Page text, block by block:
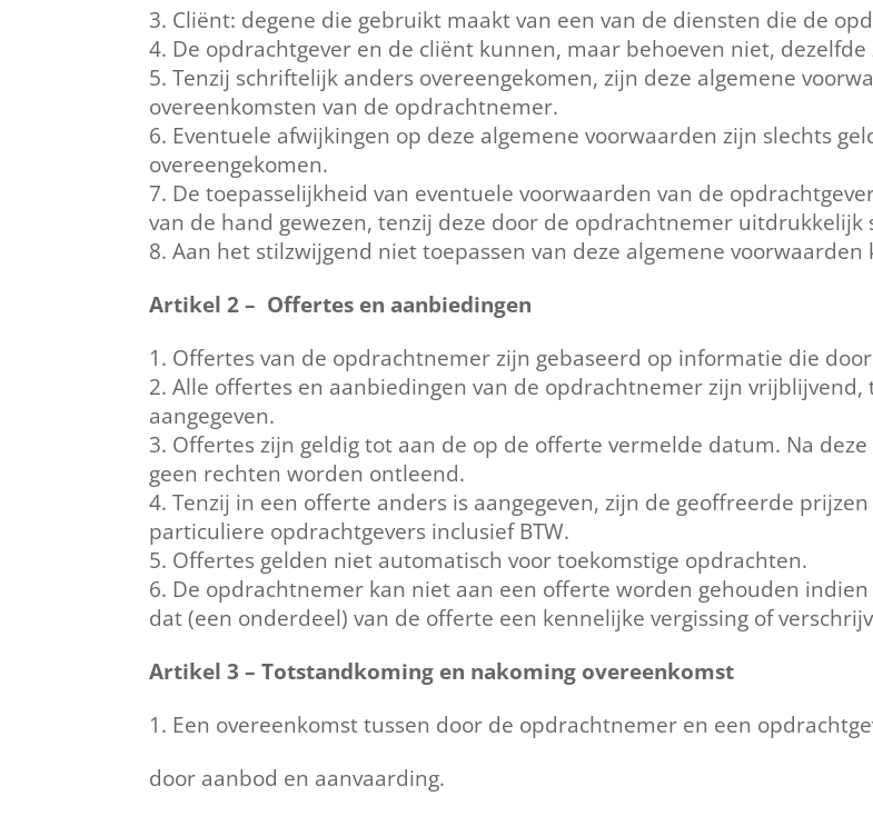
Cliënt: degene die gebruikt maakt van een van de diensten die de
De opdrachtgever en de cliënt kunnen, maar behoeven niet, dezelfde
Tenzij schriftelijk anders overeengekomen, zijn deze algemene
overeenkomsten van de opdrachtnemer.
Eventuele afwijkingen op deze algemene voorwaarden zijn slechts
overeengekomen.
De toepasselijkheid van eventuele voorwaarden van de
van de hand gewezen, tenzij deze door de opdrachtnemer uitdrukkelijk
Aan het stilzwijgend niet toepassen van deze algemene
Artikel 2 – Offertes en aanbiedingen
Offertes van de opdrachtnemer zijn gebaseerd op informatie die
Alle offertes en aanbiedingen van de opdrachtnemer zijn
aangegeven.
Offertes zijn geldig tot aan de op de offerte vermelde datum. Na
geen rechten worden ontleend.
Tenzij in een offerte anders is aangegeven, zijn de geoffreerde
particuliere opdrachtgevers inclusief BTW.
Offertes gelden niet automatisch voor toekomstige opdrachten.
De opdrachtnemer kan niet aan een offerte worden gehouden
dat (een onderdeel) van de offerte een kennelijke vergissing of
Artikel 3 – Totstandkoming en nakoming overeenkomst
Een overeenkomst tussen door de opdrachtnemer en een
door aanbod en aanvaarding.